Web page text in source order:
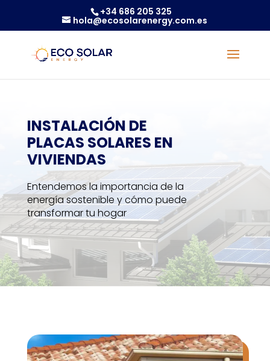
+34 686 205 325
hola@ecosolarenergy.com.es
INSTALACIÓN DE
PLACAS SOLARES EN
VIVIENDAS
Entendemos la importancia de la
energía sostenible y cómo puede
transformar tu hogar